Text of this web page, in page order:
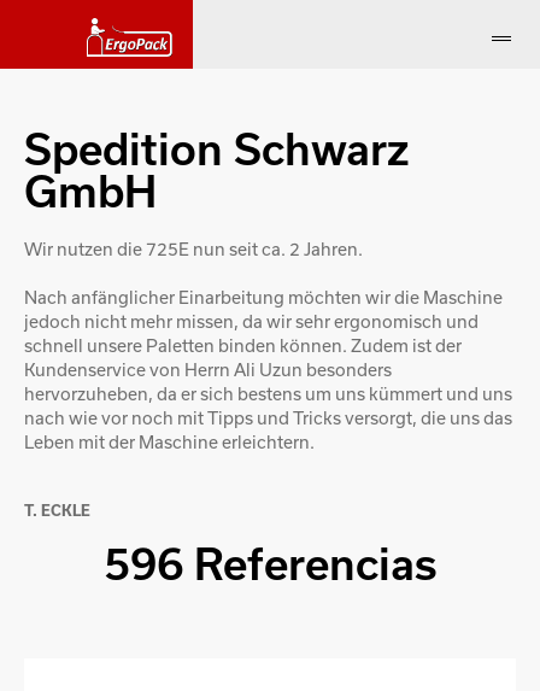
Spedition Schwarz
GmbH
Wir nutzen die 725E nun seit ca. 2 Jahren.
Nach anfänglicher Einarbeitung möchten wir die Maschine
jedoch nicht mehr missen, da wir sehr ergonomisch und
schnell unsere Paletten binden können. Zudem ist der
Kundenservice von Herrn Ali Uzun besonders
hervorzuheben, da er sich bestens um uns kümmert und uns
nach wie vor noch mit Tipps und Tricks versorgt, die uns das
Leben mit der Maschine erleichtern.
T. ECKLE
596 Referencias